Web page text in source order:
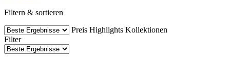
Filtern & sortieren
Preis Highlights Kollektionen
Filter